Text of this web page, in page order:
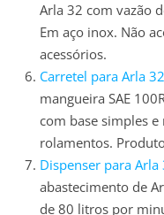
Arla 32 com vazão
Em aço inox. Não
acessórios.
Carretel para Arla 32
mangueira SAE
com base simples
rolamentos.
Dispenser para Arla
abastecimento de
de 80 litros por